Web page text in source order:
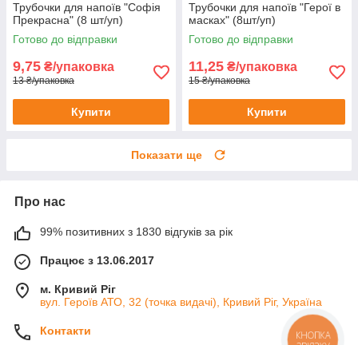
Трубочки для напоїв "Софія
Прекрасна" (8 шт/уп)
Готово до відправки
9,75 ₴/упаковка
13 ₴/упаковка
Купити
Трубочки для напоїв "Герої в
масках" (8шт/уп)
Готово до відправки
11,25 ₴/упаковка
15 ₴/упаковка
Купити
Показати ще
Про нас
99% позитивних з 1830 відгуків за рік
Працює з 13.06.2017
м. Кривий Ріг
вул. Героїв АТО, 32 (точка видачі), Кривий Ріг, Україна
Контакти
КНОПКА